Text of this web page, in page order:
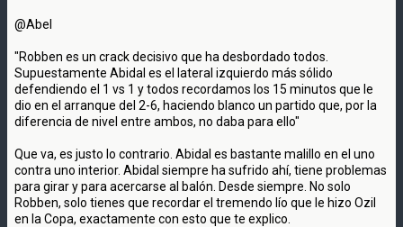
@Abel
"Robben es un crack decisivo que ha desbordado todos.
Supuestamente Abidal es el lateral izquierdo más sólido
defendiendo el 1 vs 1 y todos recordamos los 15 minutos que le
dio en el arranque del 2-6, haciendo blanco un partido que, por la
diferencia de nivel entre ambos, no daba para ello"
Que va, es justo lo contrario. Abidal es bastante malillo en el uno
contra uno interior. Abidal siempre ha sufrido ahí, tiene problemas
para girar y para acercarse al balón. Desde siempre. No solo
Robben, solo tienes que recordar el tremendo lío que le hizo Ozil
en la Copa, exactamente con esto que te explico.